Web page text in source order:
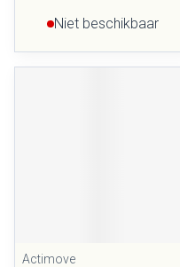
Niet beschikbaar
Actimove